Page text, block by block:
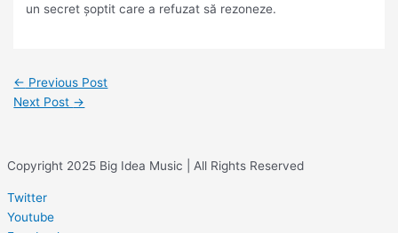
un secret șoptit care a refuzat să rezoneze.
← Previous Post
Next Post →
Copyright 2025 Big Idea Music | All Rights Reserved
Twitter
Youtube